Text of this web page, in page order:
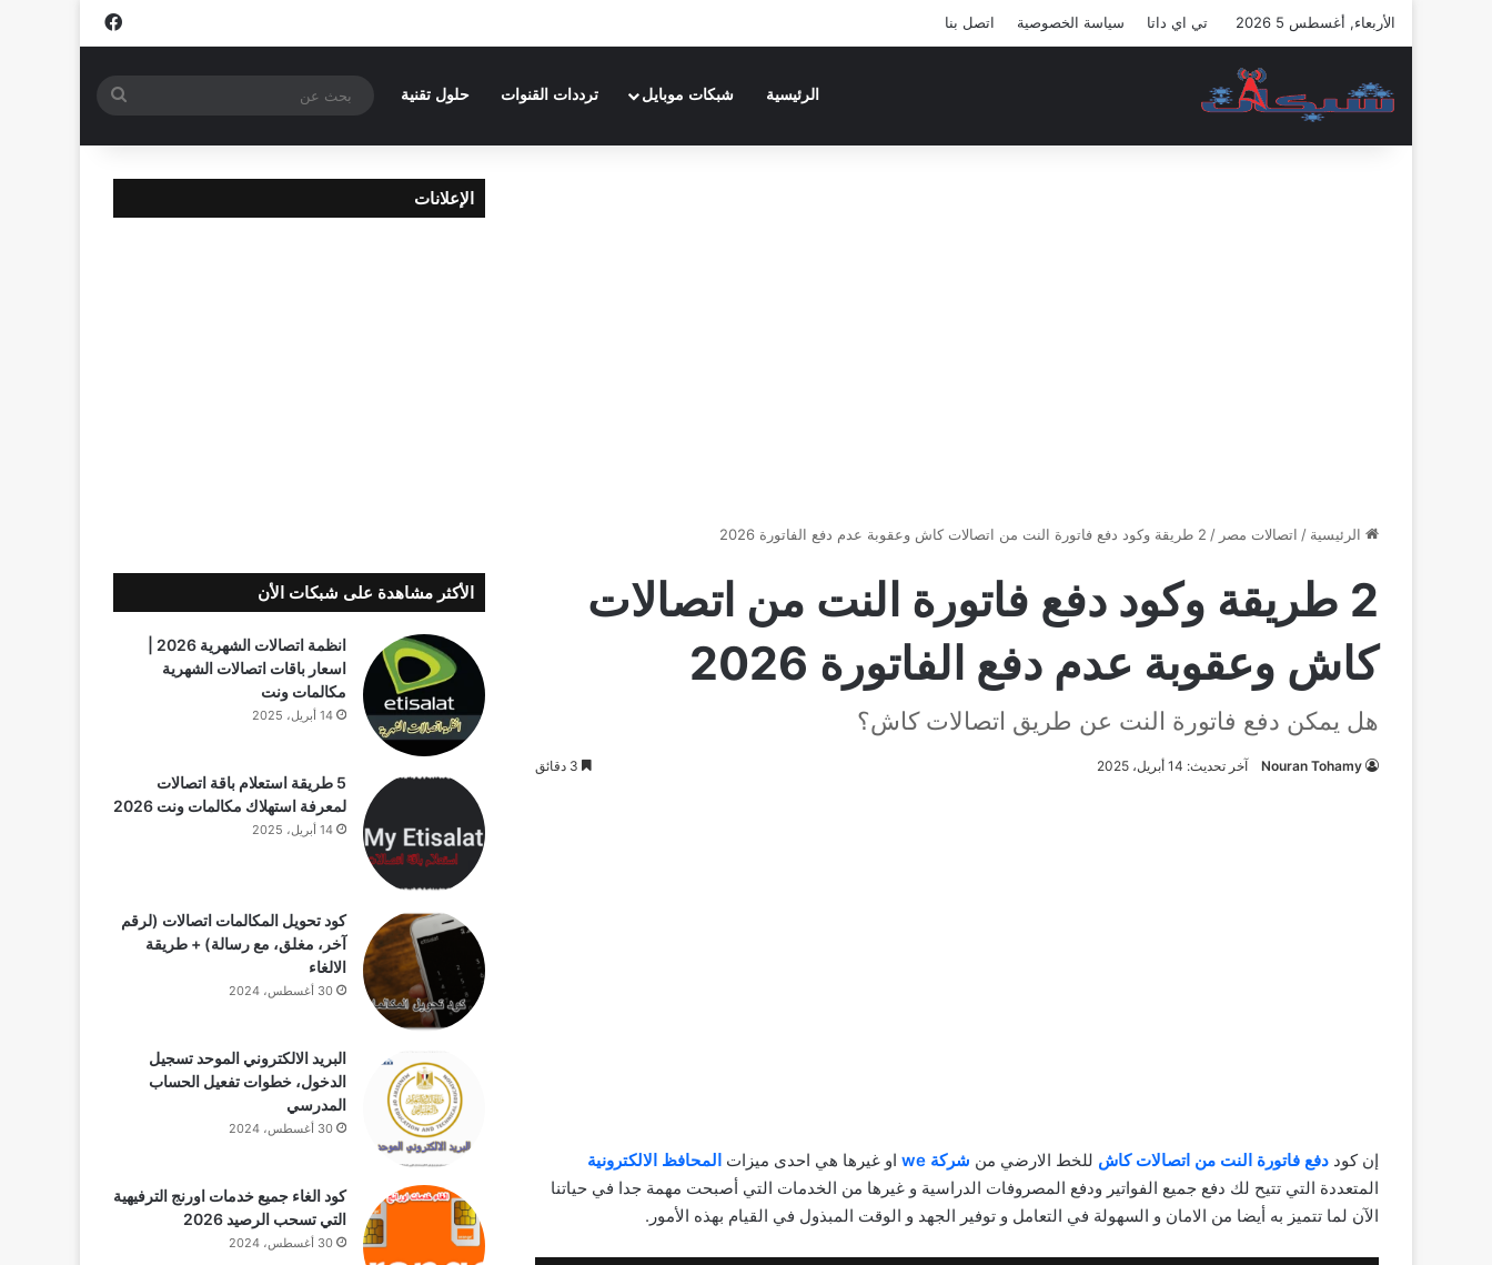
الأربعاء, أغسطس 5 2026 تي اي داتا سياسة الخصوصية اتصل بنا فيسبوك
الرئيسية شبكات موبايل ترددات القنوات حلول تقنية
بحث
الرئيسية / اتصالات مصر / 2 طريقة وكود دفع فاتورة النت من اتصالات كاش وعقوبة عدم دفع الفاتورة 2026
2 طريقة وكود دفع فاتورة النت من اتصالات
كاش وعقوبة عدم دفع الفاتورة 2026
هل يمكن دفع فاتورة النت عن طريق اتصالات كاش؟
Nouran Tohamy آخر تحديث: 14 أبريل، 2025
إن كود دفع فاتورة النت من اتصالات كاش للخط الارضي من شركة we او غيرها هي احدى ميزات المحافظ الالكترونية
المتعددة التي تتيح لك دفع جميع الفواتير ودفع المصروفات الدراسية و غيرها من الخدمات التي أصبحت مهمة جدا في حياتنا
اﻵن لما تتميز به أيضا من الامان و السهولة في التعامل و توفير الجهد و الوقت المبذول في القيام بهذه اﻷمور.
الإعلانات
الأكثر مشاهدة على شبكات الأن
اسعار باقات اتصالات الشهرية
مكالمات ونت
14 أبريل، 2025
5 طريقة استعلام باقة اتصالات
لمعرفة استهلاك مكالمات ونت 2026
14 أبريل، 2025
كود تحويل المكالمات اتصالات (لرقم
آخر، مغلق، مع رسالة) + طريقة
الالغاء
30 أغسطس، 2024
البريد الالكتروني الموحد تسجيل
الدخول، خطوات تفعيل الحساب
المدرسي
30 أغسطس، 2024
كود الغاء جميع خدمات اورنج الترفيهية
التي تسحب الرصيد 2026
30 أغسطس، 2024